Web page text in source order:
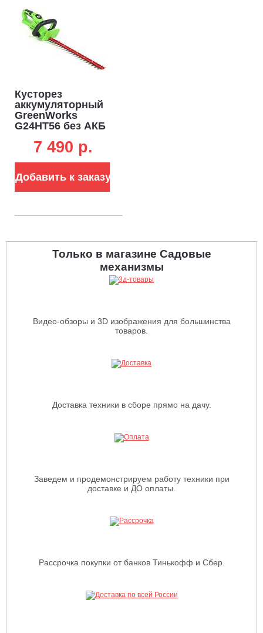
Кусторез
аккумуляторный
GreenWorks
G24HT56 без АКБ
см, шаг 18 мм, 2.1
7 490 p.
Добавить к заказу
Только в магазине Садовые
механизмы
Видео-обзоры и 3D изображения для большинства
товаров.
Доставка техники в сборе прямо на дачу.
Заведем и продемонстрируем работу техники при
доставке и ДО оплаты.
Рассрочка покупки от банков Тинькофф и Сбер.